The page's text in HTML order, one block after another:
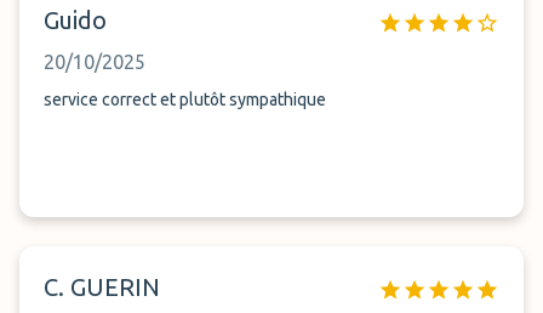
Guido
20/10/2025
service correct et plutôt sympathique
C. GUERIN